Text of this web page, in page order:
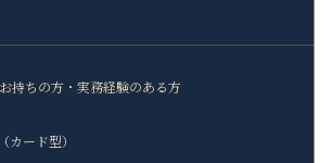
持ちの方・実務経験のある方
カード型）